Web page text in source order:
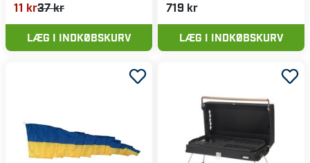
11 kr37 kr
LÆG I INDKØBSKURV
719 kr
LÆG I INDKØBSKURV